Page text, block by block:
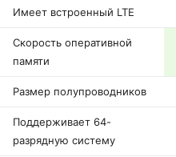
Имеет встроенный LTE
Скорость оперативной
памяти
Размер полупроводников
Поддерживает 64-
разрядную систему